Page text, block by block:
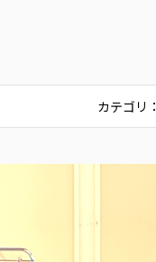
カテゴリ：